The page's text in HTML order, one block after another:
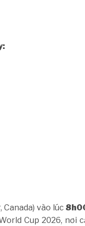
Canada) vào lúc
Cup 2026, nơi